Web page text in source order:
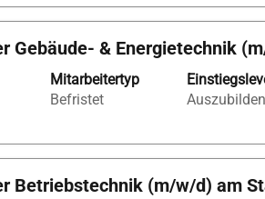
43
43
Stellen
angezeigt
Verwenden
die
um
Gebäude- & Energietechnik
Mitarbeitertyp
Befristet
Betriebstechnik (m/w/d) am